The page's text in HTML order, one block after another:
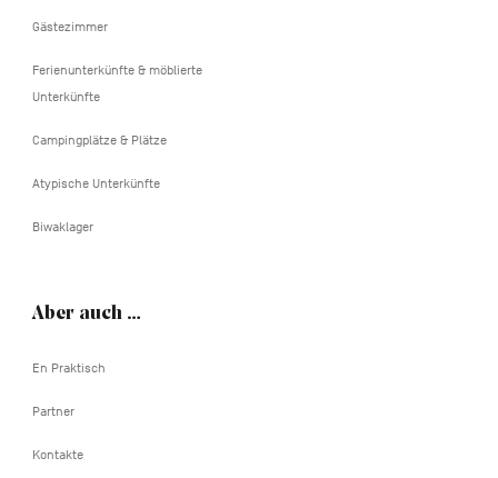
Gästezimmer
Ferienunterkünfte & möblierte
Unterkünfte
Campingplätze & Plätze
Atypische Unterkünfte
Biwaklager
Aber auch …
En Praktisch
Partner
Kontakte